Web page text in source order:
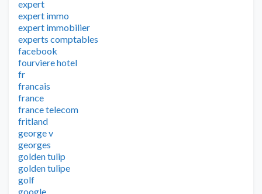
expert
expert immo
expert immobilier
experts comptables
facebook
fourviere hotel
fr
francais
france
france telecom
fritland
george v
georges
golden tulip
golden tulipe
golf
google